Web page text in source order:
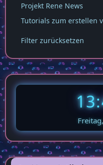
Projekt Rene News
Tutorials zum erstellen
Filter zurücksetzen